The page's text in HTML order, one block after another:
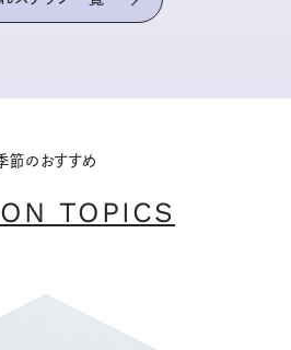
節のおすすめ
TOPICS